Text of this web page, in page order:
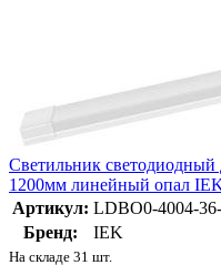
Светильник
1200мм линейный опал
Артикул: LDBO0-4004-
Бренд:
IEK
На складе 31 шт.